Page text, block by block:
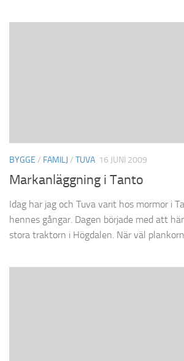
BYGGE / FAMILJ / TUVA 16 JUNI 2009
Markanläggning i Tanto
Idag har jag och Tuva varit hos mormor i
hennes gångar. Dagen började med att
stora traktorn i Högdalen. När väl